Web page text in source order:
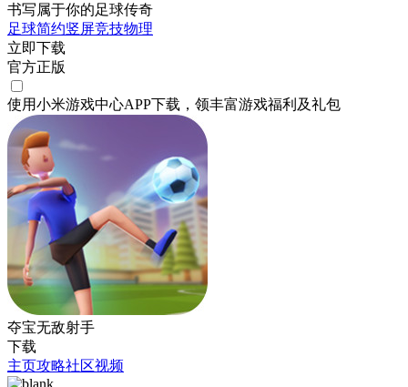
书写属于你的足球传奇
足球简约竖屏竞技物理
立即下载
官方正版
使用小米游戏中心APP下载 ，领丰富游戏福利 及礼包
夺宝无敌射手
下载
主页攻略社区视频